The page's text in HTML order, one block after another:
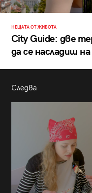
НЕЩАТА ОТ ЖИВОТА
City Guide: две
да се насладиш
Следва